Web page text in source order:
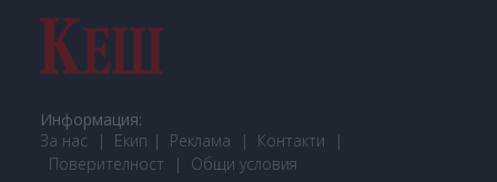
Информация:
За нас
Екип Реклама
Контакти
Поверителност
Общи условия